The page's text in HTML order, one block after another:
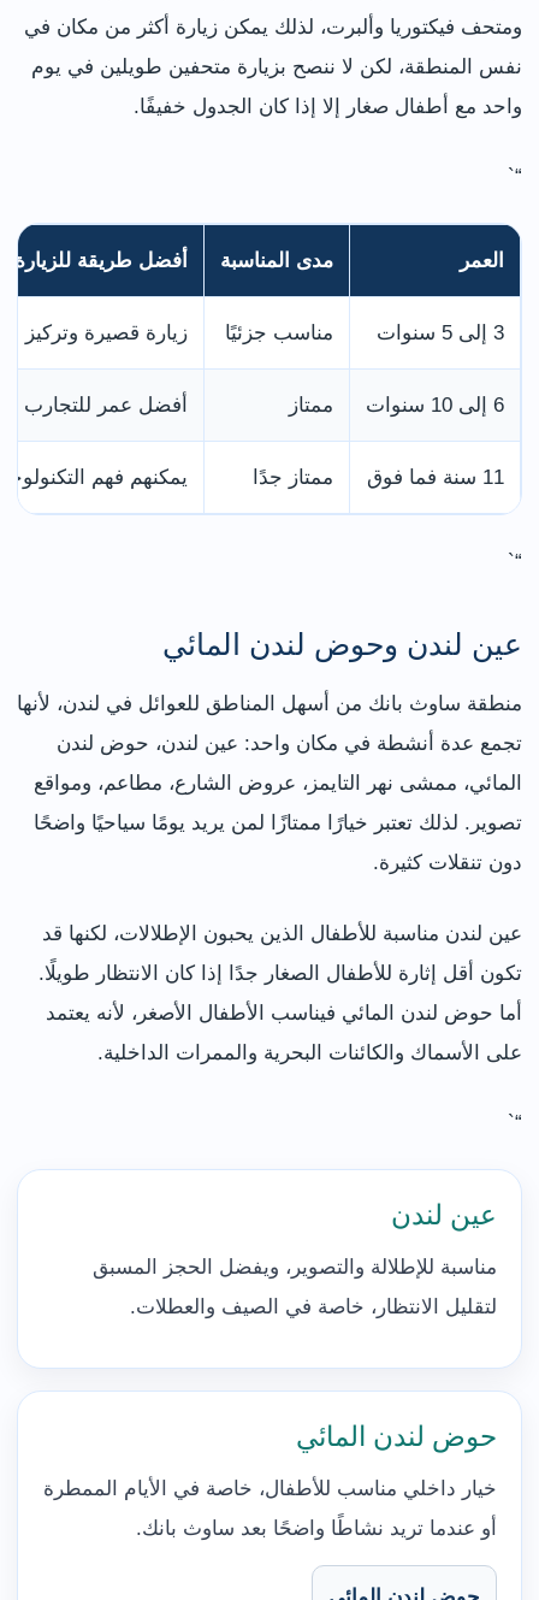
ومتحف فيكتوريا وألبرت، لذلك يمكن زيارة أكثر من مكان في
نفس المنطقة، لكن لا ننصح بزيارة متحفين طويلين في يوم
واحد مع أطفال صغار إلا إذا كان الجدول خفيفًا.
“`
العمر مدى المناسبة أفضل طريقة للزيارة
3 إلى 5 سنوات مناسب جزئيًا زيارة قصيرة وتركيز
6 إلى 10 سنوات ممتاز أفضل عمر للتجارب
11 سنة فما فوق ممتاز جدًا يمكنهم فهم
“`
عين لندن وحوض لندن المائي
منطقة ساوث بانك من أسهل المناطق للعوائل في لندن، لأنها
تجمع عدة أنشطة في مكان واحد: عين لندن، حوض لندن
المائي، ممشى نهر التايمز، عروض الشارع، مطاعم، ومواقع
تصوير. لذلك تعتبر خيارًا ممتازًا لمن يريد يومًا سياحيًا واضحًا
دون تنقلات كثيرة.
عين لندن مناسبة للأطفال الذين يحبون الإطلالات، لكنها قد
تكون أقل إثارة للأطفال الصغار جدًا إذا كان الانتظار طويلًا.
أما حوض لندن المائي فيناسب الأطفال الأصغر، لأنه يعتمد
على الأسماك والكائنات البحرية والممرات الداخلية.
“`
عين لندن
مناسبة للإطلالة والتصوير، ويفضل الحجز المسبق
لتقليل الانتظار، خاصة في الصيف والعطلات.
حوض لندن المائي
خيار داخلي مناسب للأطفال، خاصة في الأيام الممطرة
أو عندما تريد نشاطًا واضحًا بعد ساوث بانك.